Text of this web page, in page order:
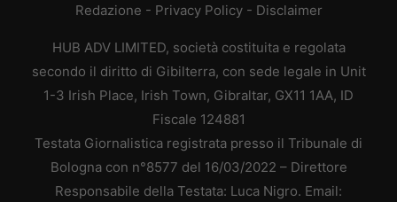
Redazione - Privacy Policy- Disclaimer
HUB ADV LIMITED, società costituita e regolata
secondo il diritto di Gibilterra, con sede legale in Unit
1-3 Irish Place, Irish Town, Gibraltar, GX11 1AA, ID
Fiscale 124881
Testata Giornalistica registrata presso il Tribunale di
Bologna con n°8577 del 16/03/2022 – Direttore
Responsabile della Testata: Luca Nigro. Email: